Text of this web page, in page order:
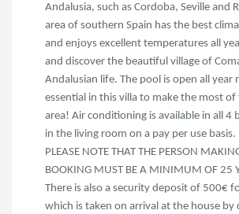
Andalusia, such as Cordoba, Seville and
area of southern Spain has the best
and enjoys excellent temperatures all
and discover the beautiful village of
Andalusian life. The pool is open all year
essential in this villa to make the most of
area! Air conditioning is available in all 4
in the living room on a pay per use basis.
PLEASE NOTE THAT THE PERSON
BOOKING MUST BE A MINIMUM OF 25
There is also a security deposit of 500€
which is taken on arrival at the house by